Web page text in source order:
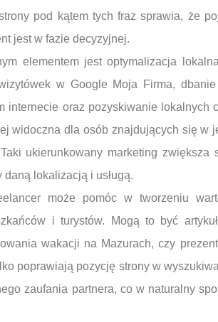
pod kątem tych fraz sprawia, że
jest w fazie decyzyjnej.
elementem jest optymalizacja
w Google Moja Firma,
internecie oraz pozyskiwanie lokalnych
widoczna dla osób znajdujących się w
ukierunkowany marketing
daną lokalizacją i usługą.
może pomóc w tworzeniu
i turystów. Mogą to być
wakacji na Mazurach, czy
poprawiają pozycję strony w
zaufania partnera, co w naturalny